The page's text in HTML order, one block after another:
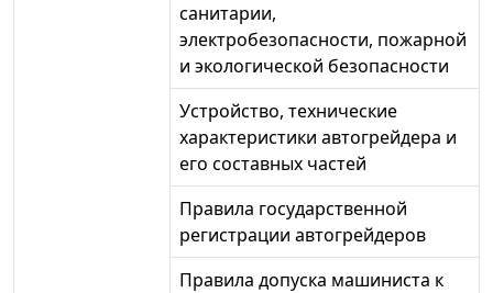
санитарии,
электробезопасности, пожарной
и экологической безопасности
Устройство, технические
характеристики автогрейдера и
его составных частей
Правила государственной
регистрации автогрейдеров
Правила допуска машиниста к